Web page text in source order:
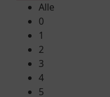
Alle
0
1
2
3
4
5